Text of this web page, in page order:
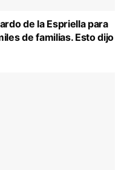
de la Espriella para
de familias. Esto dijo